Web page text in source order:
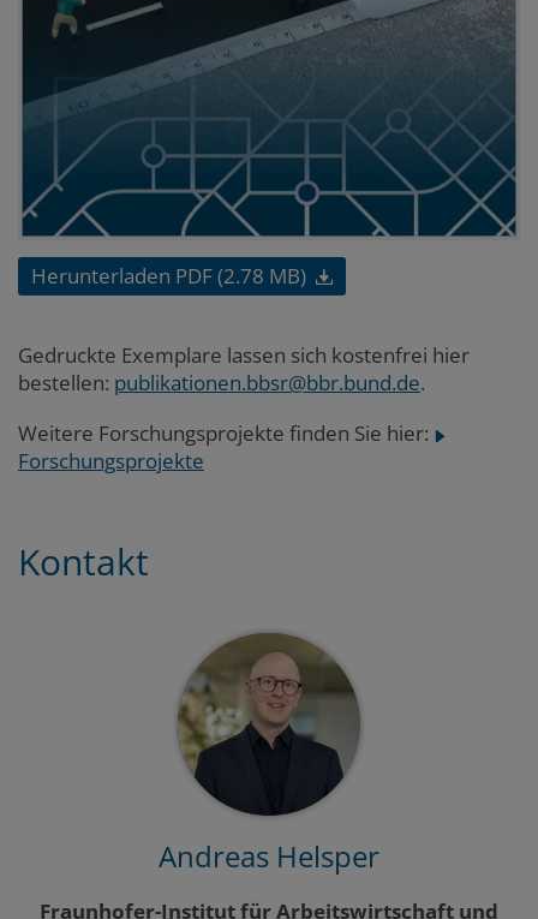
Herunterladen PDF (2.78 MB)
Gedruckte Exemplare lassen sich kostenfrei hier
bestellen: publikationen.bbsr@bbr.bund.de.
Weitere Forschungsprojekte finden Sie hier:
Forschungsprojekte
Kontakt
Andreas Helsper
Fraunhofer-Institut für Arbeitswirtschaft und